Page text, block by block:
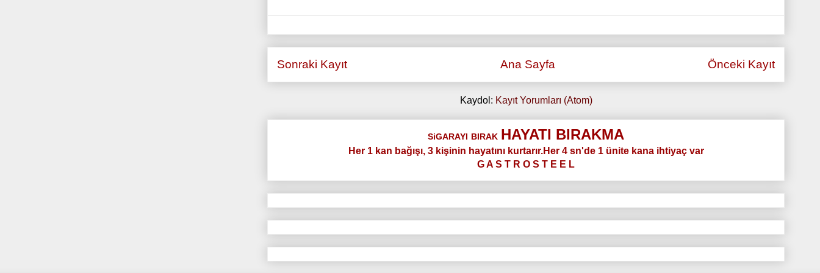
Sonraki Kayıt Önceki Kayıt
Ana Sayfa
Kaydol: Kayıt Yorumları (Atom)
SiGARAYI BIRAK HAYATI BIRAKMA
Her 1 kan bağışı, 3 kişinin hayatını kurtarır.Her 4 sn'de 1 ünite kana ihtiyaç var
G A S T R O S T E E L